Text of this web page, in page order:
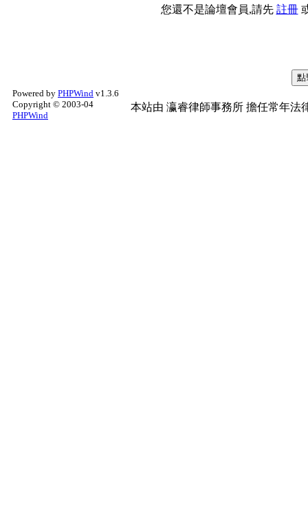
您還不是論壇會員,請先 註冊
Powered by PHPWind v1.3.6
Copyright © 2003-04
PHPWind
本站由 瀛睿律師事務所 擔任常年法